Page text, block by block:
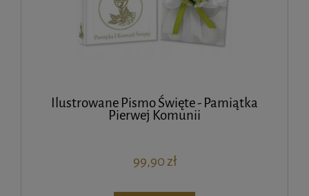
Ilustrowane Pismo Święte - Pamiątka
Pierwej Komunii
99,90 zł